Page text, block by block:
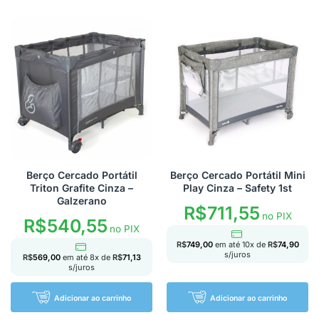
Berço Cercado Portátil
Triton Grafite Cinza –
Galzerano
R$540,55 no PIX
R$569,00 em até 8x de R$71,13
s/juros
Adicionar ao carrinho
Berço Cercado Portátil Mini
Play Cinza – Safety 1st
R$711,55no PIX
R$749,00 em até 10x de R$74,90
s/juros
Adicionar ao carrinho